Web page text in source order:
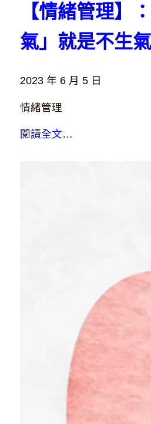
【情緒管理】
氣」就是不生
2023 年 6 月 5 日
情緒管理
閱讀全文…